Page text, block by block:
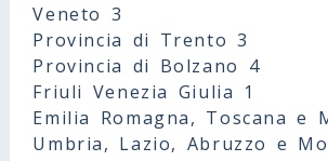
Veneto 3
Provincia di Trento 3
Provincia di Bolzano 4
Friuli Venezia Giulia 1
Emilia Romagna, Toscana e
Umbria, Lazio, Abruzzo e